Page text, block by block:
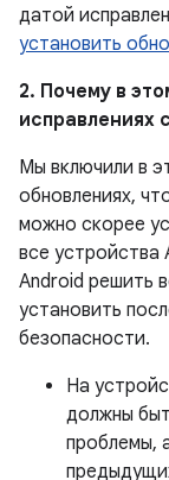
датой
установить
2. Почему в
исправлениях
Мы включили в
обновлениях,
можно скорее
все устройства
Android решить
установить
безопасности.
На
должны
проблемы,